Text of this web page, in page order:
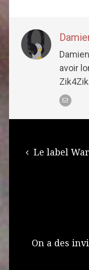
avoir
Le label
On a des